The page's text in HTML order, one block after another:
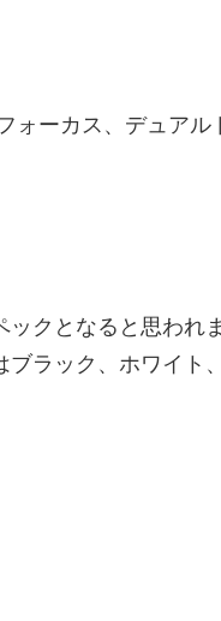
ォーカス、デュアル
クとなると思われ
ラック、ホワイト